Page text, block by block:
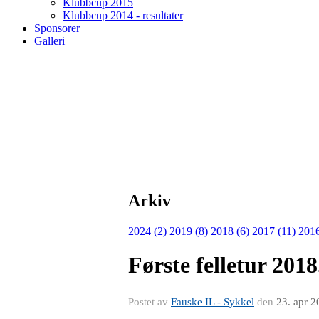
Klubbcup 2015
Klubbcup 2014 - resultater
Sponsorer
Galleri
Arkiv
2024 (2) 2019 (8) 2018 (6) 2017 (11)
Første felletur
Postet av Fauske IL - Sykkel den 23. apr